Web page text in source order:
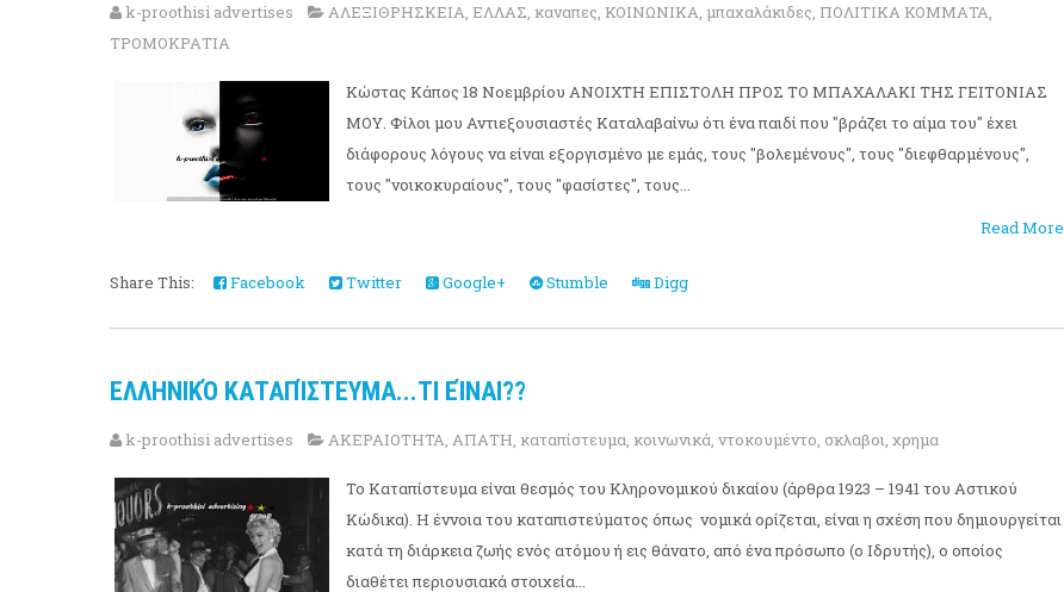
k-proothisi advertises ΑΛΕΞΙΘΡΗΣΚΕΙΑ, ΕΛΛΑΣ, καναπες, ΚΟΙΝΩΝΙΚΑ, μπαχαλάκιδες, ΠΟΛΙΤΙΚΑ ΚΟΜΜΑΤΑ,
ΤΡΟΜΟΚΡΑΤΙΑ
Κώστας Κάπος 18 Νοεμβρίου ΑΝΟΙΧΤΗ ΕΠΙΣΤΟΛΗ ΠΡΟΣ ΤΟ ΜΠΑΧΑΛΑΚΙ ΤΗΣ ΓΕΙΤΟΝΙΑΣ
ΜΟΥ. Φίλοι μου Αντιεξουσιαστές Καταλαβαίνω ότι ένα παιδί που "βράζει το αίμα του" έχει
διάφορους λόγους να είναι εξοργισμένο με εμάς, τους "βολεμένους", τους "διεφθαρμένους",
τους "νοικοκυραίους", τους "φασίστες", τους...
Read More
Share This: Facebook Twitter Google+ Stumble Digg
ΕΛΛΗΝΙΚΌ ΚΑΤΑΠΊΣΤΕΥΜΑ...ΤΙ ΕΊΝΑΙ??
k-proothisi advertises ΑΚΕΡΑΙΟΤΗΤΑ, ΑΠΑΤΗ, καταπίστευμα, κοινωνικά, ντοκουμέντο, σκλαβοι, χρημα
Το Καταπίστευμα είναι θεσμός του Κληρονομικού δικαίου (άρθρα 1923 – 1941 του Αστικού
Κώδικα). Η έννοια του καταπιστεύματος όπως νομικά ορίζεται, είναι η σχέση που δημιουργείται
κατά τη διάρκεια ζωής ενός ατόμου ή εις θάνατο, από ένα πρόσωπο (ο Ιδρυτής), ο οποίος
διαθέτει περιουσιακά στοιχεία...